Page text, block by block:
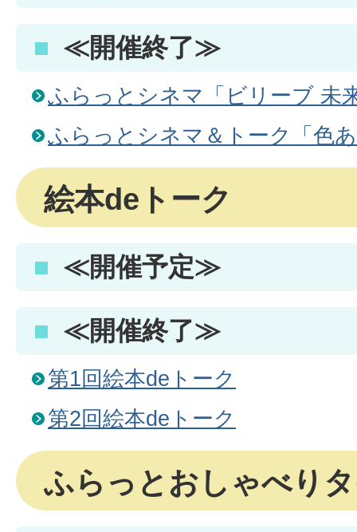
≪開催終了≫
ふらっとシネマ「ビリーブ 未
ふらっとシネマ＆トーク「色
絵本deトーク
≪開催予定≫
≪開催終了≫
第1回絵本deトーク
第2回絵本deトーク
ふらっとおしゃべり